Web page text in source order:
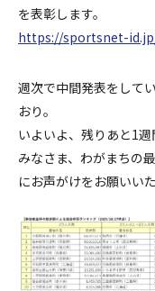
を表彰します。
https://sportsnet-
週次で中間発表をして
おり。
いよいよ、残りあと1週
みなさま、わがまちの
にお声がけをお願いい